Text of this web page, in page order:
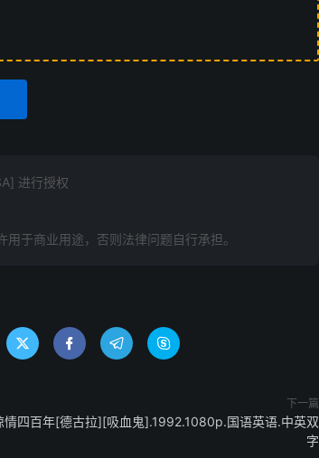
进行授权
于商业用途，否则法律问题自行承担。
   
下一篇
情四百年[德古拉][吸血鬼].1992.1080p.国语英语.中英双
字